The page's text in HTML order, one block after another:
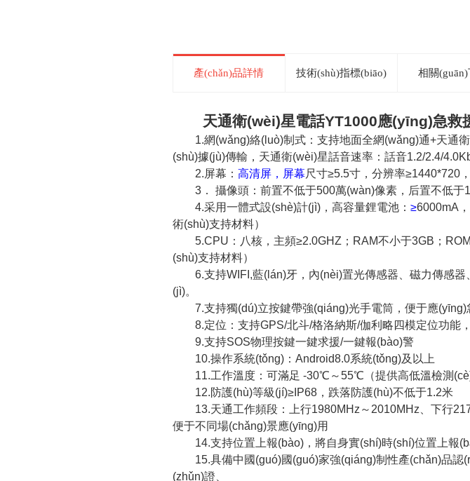
產(chǎn)品詳情 技術(shù)指標(biāo) 相關
天通衛(wèi)星電話YT1000應(yīng)急救
1.網(wǎng)絡(luò)制式：支持地面全網(wǎng)通+天通
(shù)據(jù)傳輸，天通衛(wèi)星話音速率：話音1.2/2.4/
2.屏幕： 高清屏，屏幕尺寸≥5.5寸，分辨率≥1440*720
3． 攝像頭：前置不低于500萬(wàn)像素，后置不低于
4.采用一體式設(shè)計(jì)，高容量鋰電池： ≥6000mA
術(shù)支持材料）
5.CPU ：八核，主頻≥2.0GHZ；RAM不小于3GB；
(shù)支持材料）
6.支持WIFI,藍(lán)牙， 內(nèi)置光傳感器、磁力傳感
(jì)。
7.支持獨(dú)立按鍵帶強(qiáng)光手電筒，便于應(yīng)
8.定位：支持GPS/北斗/格洛納斯/伽利略四模定位功能
9.支持SOS物理按鍵一鍵求援/一鍵報(bào)警
10.操作系統(tǒng)：Android8.0系統(tǒng)及以上
11.工作溫度：可滿足 -30℃ ～55℃ （提供高低溫檢測
12.防護(hù)等級(jí)≥IP68，跌落防護(hù)不低于1.2米
13.天通工作頻段：上行1980MHz～2010MHz、下行
便于不同場(chǎng)景應(yīng)用
14.支持位置上報(bào)，將自身實(shí)時(shí)位置上報
15.具備中國(guó)國(guó)家強(qiáng)制性產(chǎn)品
(zhǔn)證、